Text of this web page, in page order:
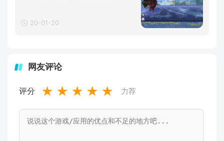
20-01-20
网友评论
评分 ★ ★ ★ ★ ★ 力荐